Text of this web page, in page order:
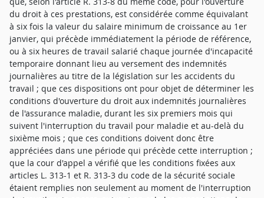
du droit à ces prestations, est considérée comme équivalant
à six fois la valeur du salaire minimum de croissance au 1er
janvier, qui précède immédiatement la période de référence,
ou à six heures de travail salarié chaque journée d'incapacité
temporaire donnant lieu au versement des indemnités
journalières au titre de la législation sur les accidents du
travail ; que ces dispositions ont pour objet de déterminer les
conditions d'ouverture du droit aux indemnités journalières
de l'assurance maladie, durant les six premiers mois qui
suivent l'interruption du travail pour maladie et au-delà du
sixième mois ; que ces conditions doivent donc être
appréciées dans une période qui précède cette interruption ;
que la cour d'appel a vérifié que les conditions fixées aux
articles L. 313-1 et R. 313-3 du code de la sécurité sociale
étaient remplies non seulement au moment de l'interruption